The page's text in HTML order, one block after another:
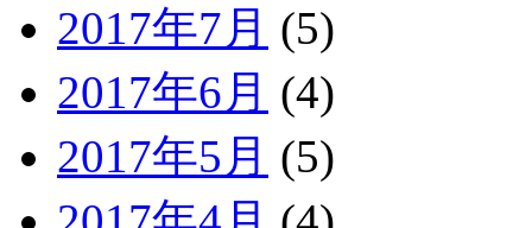
2017年7月 (5)
2017年6月 (4)
2017年5月 (5)